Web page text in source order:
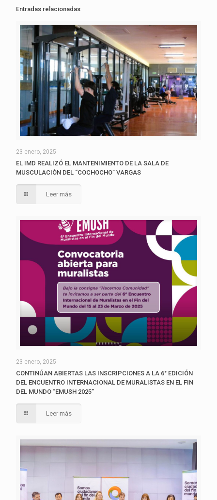
Entradas relacionadas
23 enero, 2025
EL IMD REALIZÓ EL MANTENIMIENTO DE LA SALA DE
MUSCULACIÓN DEL “COCHOCHO” VARGAS
Leer más
23 enero, 2025
CONTINÚAN ABIERTAS LAS INSCRIPCIONES A LA 6° EDICIÓN
DEL ENCUENTRO INTERNACIONAL DE MURALISTAS EN EL FIN
DEL MUNDO “EMUSH 2025”
Leer más